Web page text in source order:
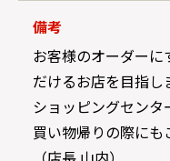
備考
お客様のオーダー
だけるお店を目指し
ショッピングセン
買い物帰りの際にも